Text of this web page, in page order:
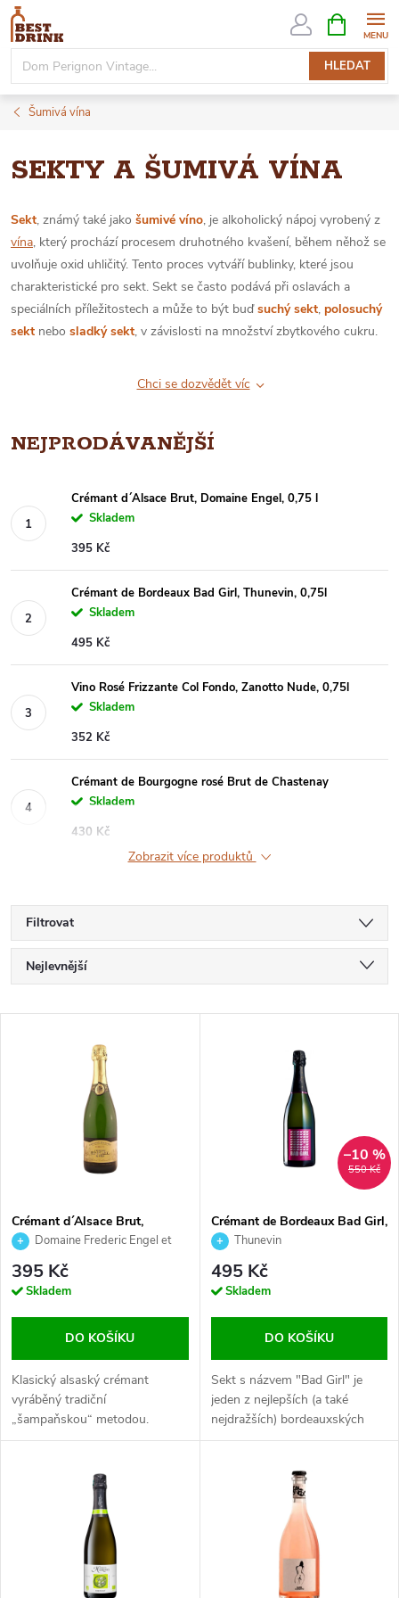
Přejít
obsah
HLEDAT
NÁKUPNÍ
KOŠÍK
Šumivá vína
SEKTY A ŠUMIVÁ VÍNA
Sekt, známý také jako šumivé víno, je alkoholický nápoj vyrobený z
vína, který prochází procesem druhotného kvašení, během něhož se
uvolňuje oxid uhličitý. Tento proces vytváří bublinky, které jsou
charakteristické pro sekt. Sekt se často podává při oslavách a
speciálních příležitostech a může to být buďsuchý sekt, polosuchý
sekt nebo sladký sekt, v závislosti na množství zbytkového cukru.
Chci se dozvědět víc
NEJPRODÁVANĚJŠÍ
Crémant d´Alsace Brut, Domaine Engel, 0,75 l
Skladem
395 Kč
Crémant de Bordeaux Bad Girl, Thunevin, 0,75l
Skladem
495 Kč
Vino Rosé Frizzante Col Fondo, Zanotto Nude, 0,75l
Skladem
352 Kč
Crémant de Bourgogne rosé Brut de Chastenay
Skladem
430 Kč
Zobrazit více produktů
Filtrovat
Ř
A
P
R
O
D
U
Nejlevnější
S
P
R
D
U
Crémant d´Alsace Brut,
Domaine Engel, 0,75 l
Domaine Frederic Engel et
Fils
395 Kč
Skladem
DO KOŠÍKU
Klasický alsaský crémant
vyráběný tradiční
„šampaňskou“ metodou.
550 Kč
–10 %
Crémant de Bordeaux Bad Girl,
Thunevin, 0,75l
Thunevin
495 Kč
Skladem
DO KOŠÍKU
Sekt s názvem "Bad Girl" je
jeden z nejlepších (a také
nejdražších) bordeauxských
crémantů.